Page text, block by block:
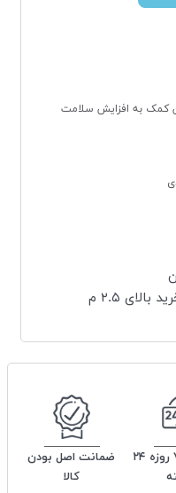
کمک به افزایش سلامت
۲.۵ م
پشتیبانی ۷ روزه ۲۴
ضمانت اصل بودن
کالا